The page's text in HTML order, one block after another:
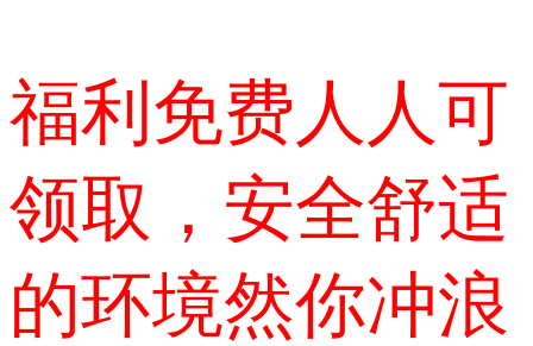
福利免费人人可
领取，安全舒适
的环境然你冲浪